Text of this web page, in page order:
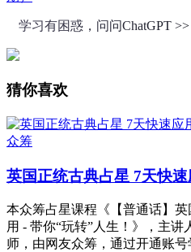
学习有困惑，问问ChatGPT >>
猜你喜欢
众筹
英国正统古典占星 7天快速
本众筹占星课程《【普通话】
用 - 带你“玩转”人生！》，主讲
师，由网友众筹，通过开通账号